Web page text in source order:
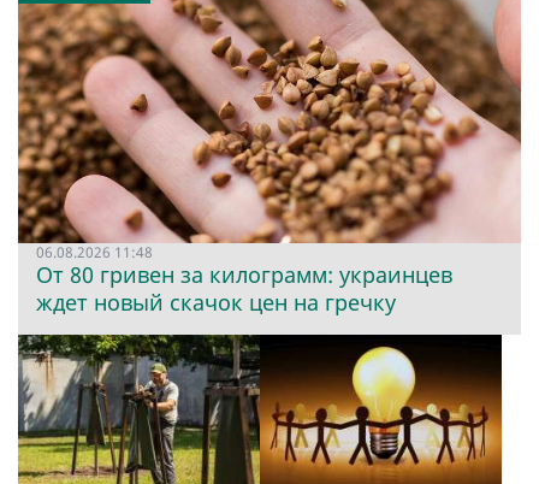
06.08.2026 11:48
От 80 гривен за килограмм: украинцев
ждет новый скачок цен на гречку